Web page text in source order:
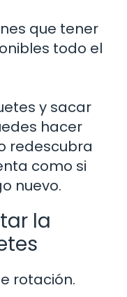
que tener
todo el
y sacar
hacer
redescubra
como si
nuevo.
la
rotación.